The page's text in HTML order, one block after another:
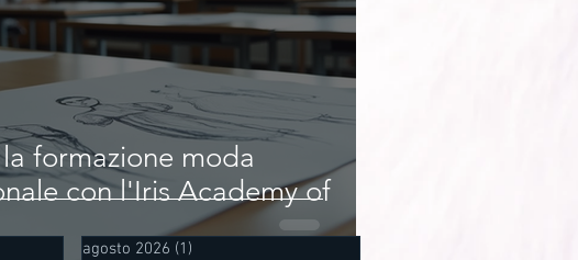
formazione moda
con l'Iris Academy of
agosto 2026 (1)